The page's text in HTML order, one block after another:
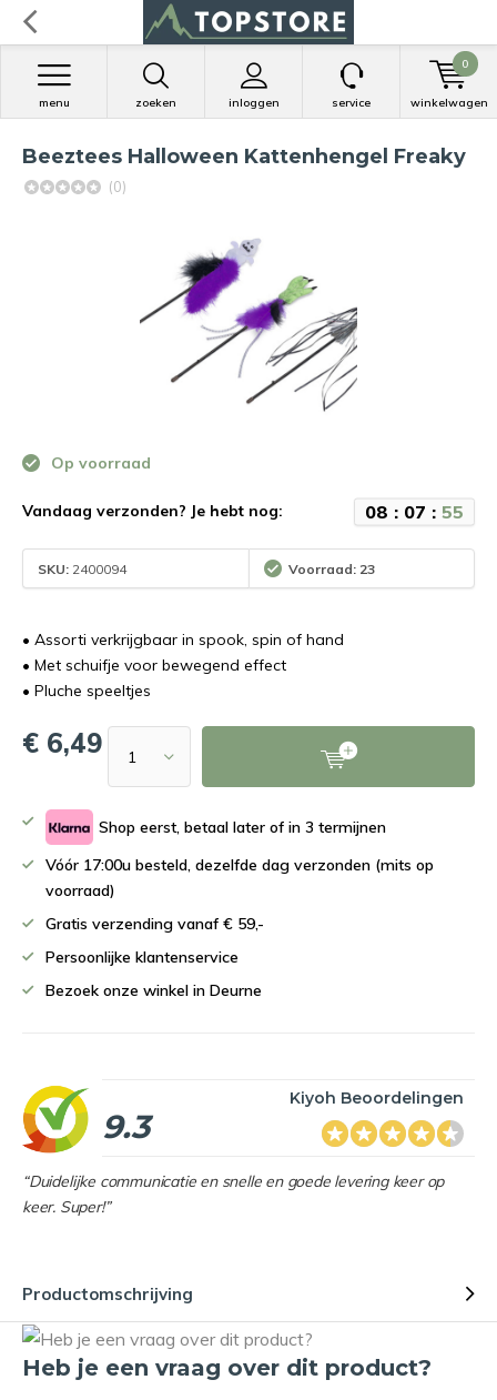
zoeken inloggen
menu service winkelwagen
0
Beeztees Halloween Kattenhengel Freaky
(0)
Op voorraad
Vandaag verzonden? Je hebt nog: 08 : 07 : 55
SKU: 2400094 Voorraad: 23
• Assorti verkrijgbaar in spook, spin of hand
• Met schuifje voor bewegend effect
• Pluche speeltjes
€ 6,49
Shop eerst, betaal later of in 3 termijnen
Vóór 17:00u besteld, dezelfde dag verzonden (mits op
voorraad)
Gratis verzending vanaf € 59,-
Persoonlijke klantenservice
Bezoek onze winkel in Deurne
9.3
Kiyoh Beoordelingen
“Duidelijke communicatie en snelle en goede levering keer op
keer. Super!”
Productomschrijving
Heb je een vraag over dit product?